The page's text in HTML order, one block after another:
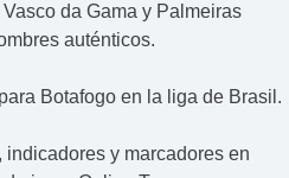
da Gama y Palmeiras
auténticos.
Botafogo en la liga de Brasil.
y marcadores en